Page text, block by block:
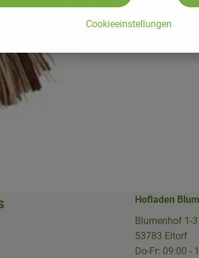
Hofladen
Blumenhof 1-3
53783 Eitorf
Do-Fr: 09:00 -
Cookieeinstellungen